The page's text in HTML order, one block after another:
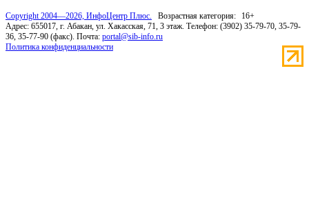
Copyright 2004—2026, ИнфоЦентр Плюс. Возрастная категория:
16+
Адрес: 655017, г. Абакан, ул. Хакасская, 71, 3 этаж. Телефон: (3902) 35-79-70, 35-79-
36, 35-77-90 (факс). Почта: portal@sib-info.ru
Политика конфиденциальности